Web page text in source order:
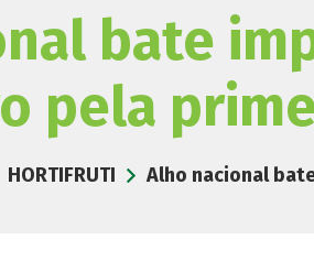
bate
pela
HORTIFRUTI Alho nacional